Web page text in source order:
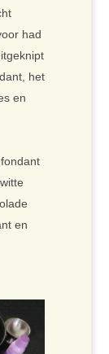
had
het
en
en